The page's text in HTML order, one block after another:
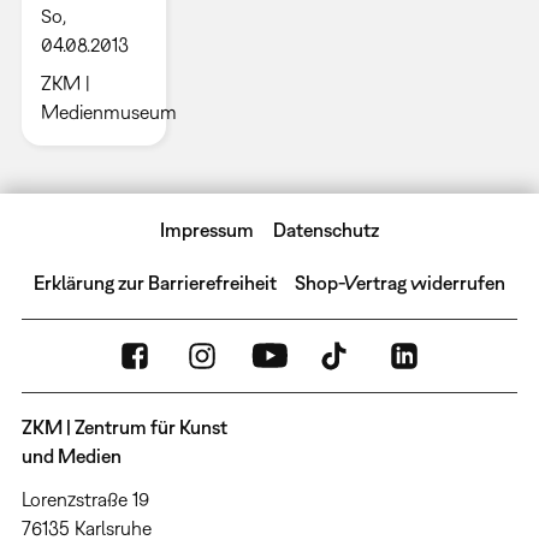
So,
04.08.2013
ZKM |
Medienmuseum
Impressum Datenschutz
Erklärung zur Barrierefreiheit Shop-Vertrag widerrufen
ZKM | Zentrum für Kunst
und Medien
Lorenzstraße 19
76135 Karlsruhe